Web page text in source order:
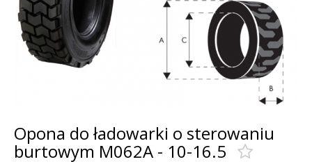
Opona do ładowarki o sterowaniu
burtowym M062A - 10-16.5